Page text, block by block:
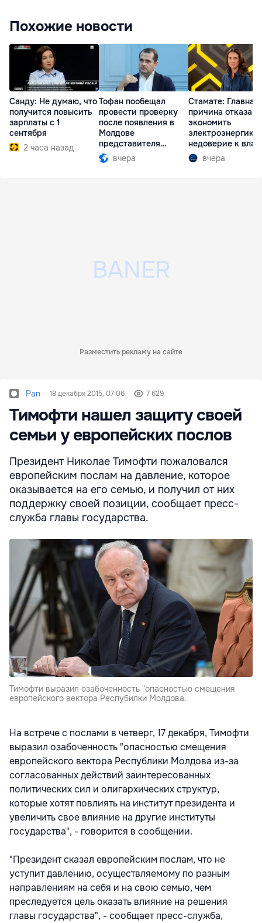
Похожие новости
Санду: Не думаю, что
получится повысить
зарплаты с 1
сентября
2 часа назад
Тофан пообещал
провести проверку
после появления в
Молдове
представителя
Южной Осетии
вчера
Стамате: Главная
причина отказа
экономить
электроэнергию
недоверие к
вчера
Разместить рекламу на сайте
Pan 18 декабря 2015, 07:06 7 629
Тимофти нашел защиту своей
семьи у европейских послов
Президент Николае Тимофти пожаловался
европейским послам на давление, которое
оказывается на его семью, и получил от них
поддержку своей позиции, сообщает пресс-
служба главы государства.
Тимофти выразил озабоченность "опасностью смещения
европейского вектора Респубилки Молдова.
На встрече с послами в четверг, 17 декабря, Тимофти
выразил озабоченность "опасностью смещения
европейского вектора Республики Молдова из-за
согласованных действий заинтересованных
политических сил и олигархических структур,
которые хотят повлиять на институт президента и
увеличить свое влияние на другие институты
государства", - говорится в сообщении.
"Президент сказал европейским послам, что не
уступит давлению, осуществляемому по разным
направлениям на себя и на свою семью, чем
преследуется цель оказать влияние на решения
главы государства", - сообщает пресс-служба,